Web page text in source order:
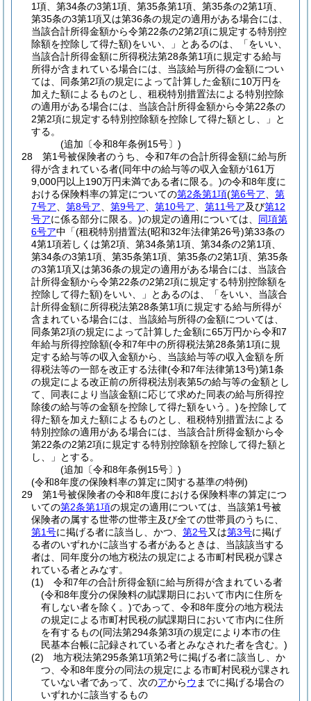
1項、第34条の3第1項、第35条第1項、第35条の2第1項、
第35条の3第1項又は第36条の規定の適用がある場合には、
当該合計所得金額から令第22条の2第2項に規定する特別控
除額を控除して得た額)をいい、」とあるのは、「をいい、
当該合計所得金額に所得税法第28条第1項に規定する給与
所得が含まれている場合には、当該給与所得の金額につい
ては、同条第2項の規定によって計算した金額に10万円を
加えた額によるものとし、租税特別措置法による特別控除
の適用がある場合には、当該合計所得金額から令第22条の
2第2項に規定する特別控除額を控除して得た額とし、」と
する。
(追加〔令和8年条例15号〕)
28
第1号被保険者のうち、令和7年の合計所得金額に給与所
得が含まれている者(同年中の給与等の収入金額が161万
9,000円以上190万円未満である者に限る。)の令和8年度に
おける保険料率の算定についての第2条第1項(第6号ア
第
7号ア
第8号ア 第9号ア 第10号ア 第11号ア及び第12
号アに係る部分に限る。)の規定の適用については、 同項第
6号ア中「(租税特別措置法(昭和32年法律第26号)第33条の
4第1項若しくは第2項、第34条第1項、第34条の2第1項、
第34条の3第1項、第35条第1項、第35条の2第1項、第35条
の3第1項又は第36条の規定の適用がある場合には、当該合
計所得金額から令第22条の2第2項に規定する特別控除額を
控除して得た額)をいい、」とあるのは、「をいい、当該合
計所得金額に所得税法第28条第1項に規定する給与所得が
含まれている場合には、当該給与所得の金額については、
同条第2項の規定によって計算した金額に65万円から令和7
年給与所得控除額(令和7年中の所得税法第28条第1項に規
定する給与等の収入金額から、当該給与等の収入金額を所
得税法等の一部を改正する法律(令和7年法律第13号)第1条
の規定による改正前の所得税法別表第5の給与等の金額とし
て、同表により当該金額に応じて求めた同表の給与所得控
除後の給与等の金額を控除して得た額をいう。)を控除して
得た額を加えた額によるものとし、租税特別措置法による
特別控除の適用がある場合には、当該合計所得金額から令
第22条の2第2項に規定する特別控除額を控除して得た額と
し、」とする。
(追加〔令和8年条例15号〕)
(令和8年度の保険料率の算定に関する基準の特例)
29
第1号被保険者の令和8年度における保険料率の算定につ
いての第2条第1項の規定の適用については、当該第1号被
保険者の属する世帯の世帯主及び全ての世帯員のうちに、
第1号に掲げる者に該当し、かつ、 第2号又は第3号に掲げ
る者のいずれかに該当する者があるときは、当該該当する
者は、同年度分の地方税法の規定による市町村民税が課さ
れている者とみなす。
(1)
令和7年の合計所得金額に給与所得が含まれている者
(令和8年度分の保険料の賦課期日において市内に住所を
有しない者を除く。)であって、令和8年度分の地方税法
の規定による市町村民税の賦課期日において市内に住所
を有するもの(同法第294条第3項の規定により本市の住
民基本台帳に記録されている者とみなされた者を含む。)
(2)
地方税法第295条第1項第2号に掲げる者に該当し、か
つ、令和8年度分の同法の規定による市町村民税が課され
ていない者であって、次のアからウ までに掲げる場合の
いずれかに該当するもの